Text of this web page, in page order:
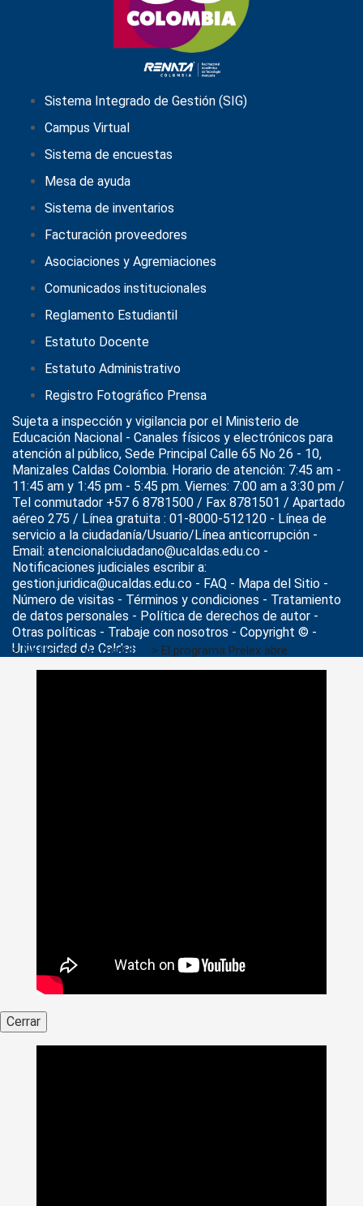
>Noticias>Actualidad > El programa Prelex abre
inscripciones para cursos de inglés, francés, italiano y
Sistema Integrado de Gestión (SIG)
Campus Virtual
Sistema de encuestas
Mesa de ayuda
Sistema de inventarios
Facturación proveedores
Asociaciones y Agremiaciones
Comunicados institucionales
Reglamento Estudiantil
Estatuto Docente
Estatuto Administrativo
Registro Fotográfico Prensa
Sujeta a inspección y vigilancia por el Ministerio de
Educación Nacional - Canales físicos y electrónicos para
atención al público, Sede Principal Calle 65 No 26 - 10,
Manizales Caldas Colombia. Horario de atención: 7:45 am -
11:45 am y 1:45 pm - 5:45 pm. Viernes: 7:00 am a 3:30 pm /
Tel conmutador +57 6 8781500 / Fax 8781501 / Apartado
aéreo 275 / Línea gratuita : 01-8000-512120 - Línea de
servicio a la ciudadanía/Usuario/Línea anticorrupción -
Email: atencionalciudadano@ucaldas.edu.co -
Notificaciones judiciales escribir a:
gestion.juridica@ucaldas.edu.co - FAQ - Mapa del Sitio -
Número de visitas - Términos y condiciones - Tratamiento
de datos personales - Política de derechos de autor -
Otras políticas - Trabaje con nosotros - Copyright © -
Universidad de Caldas
Cerrar